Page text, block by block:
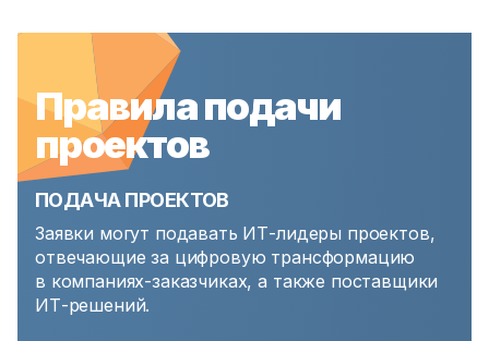
Правила подачи
проектов
ПОДАЧА ПРОЕКТОВ
Заявки могут подавать ИТ-лидеры проектов,
отвечающие за цифровую трансформацию
в компаниях-заказчиках, а также поставщики
ИТ-решений.